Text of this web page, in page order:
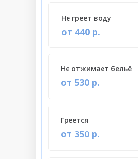
от 440 р.
Не греет воду
от 530 р.
Не отжимает бельё
от 350 р.
Греется